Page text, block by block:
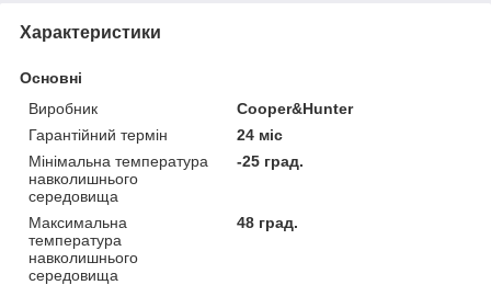
Характеристики
Основні
Виробник
Cooper&Hunter
Гарантійний термін
24 міс
Мінімальна температура
навколишнього
середовища
-25 град.
Максимальна
температура
навколишнього
середовища
48 град.